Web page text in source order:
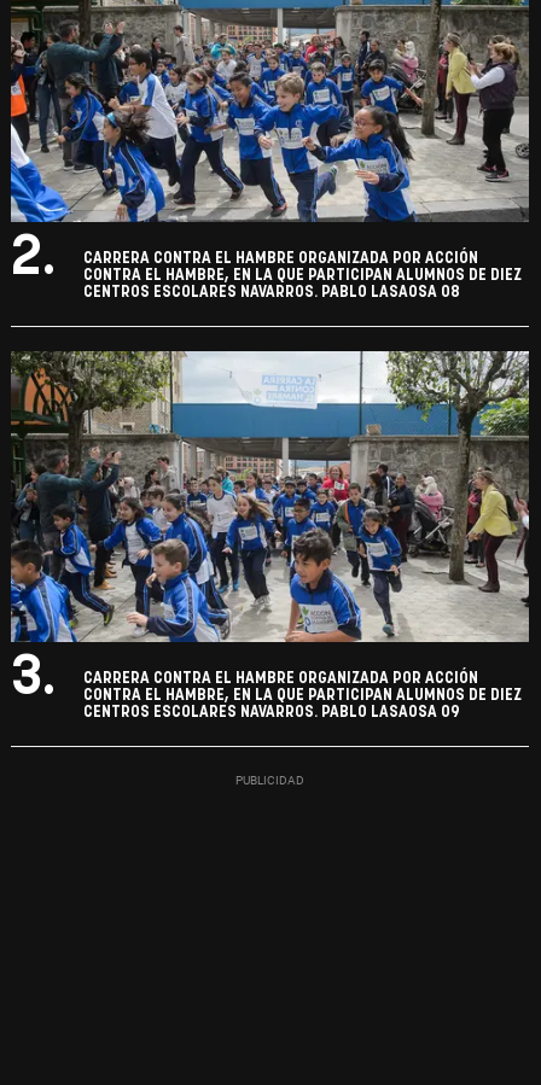
2.
CARRERA CONTRA EL HAMBRE ORGANIZADA POR ACCIÓN
CONTRA EL HAMBRE, EN LA QUE PARTICIPAN ALUMNOS DE DIEZ
CENTROS ESCOLARES NAVARROS. PABLO LASAOSA 08
3.
CARRERA CONTRA EL HAMBRE ORGANIZADA POR ACCIÓN
CONTRA EL HAMBRE, EN LA QUE PARTICIPAN ALUMNOS DE DIEZ
CENTROS ESCOLARES NAVARROS. PABLO LASAOSA 09